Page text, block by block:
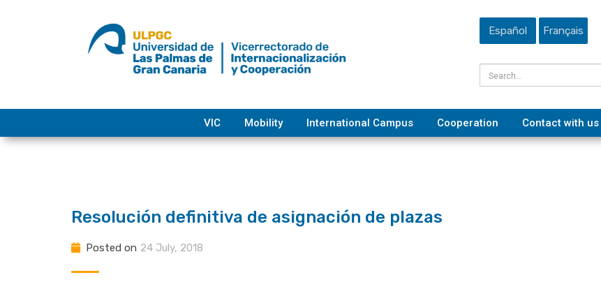
Español Français
VIC Mobility International Campus Cooperation Contact with us
Resolución definitiva de asignación de plazas
Posted on 24 July, 2018